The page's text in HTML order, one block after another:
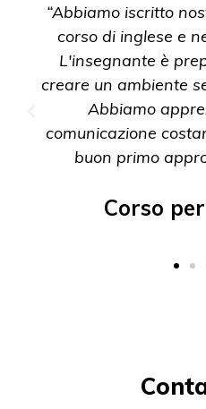
“Abbiamo iscritto
corso di inglese e
L'insegnante è
creare un ambiente
Abbiamo
comunicazione
buon primo
Corso